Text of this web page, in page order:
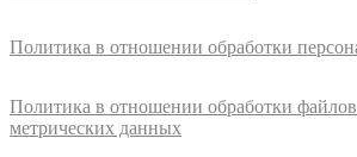
Политика в отношении обработки
Политика в отношении обработки
метрических данных